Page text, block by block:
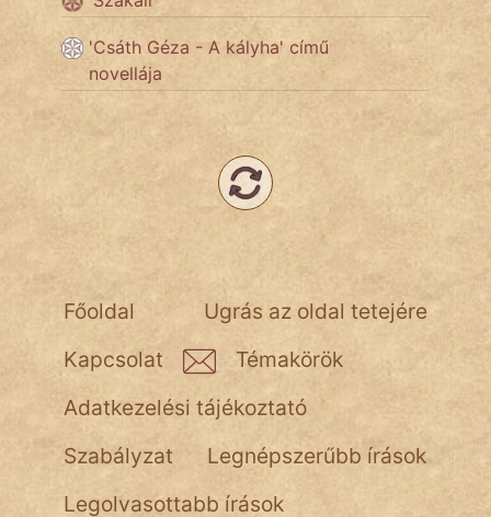
TÖRTÉNELEM
Népszerű szerzőink:
Jób Gedeon
Láron Ádám
mikkamakka
vörös ördög
nagyöreg
'Csáth Géza - A kályha' című
novellája
Ugrás az oldal tetejére
Főoldal
Kapcsolat
Témakörök
Adatkezelési tájékoztató
Szabályzat
Legnépszerűbb írások
Legolvasottabb írások